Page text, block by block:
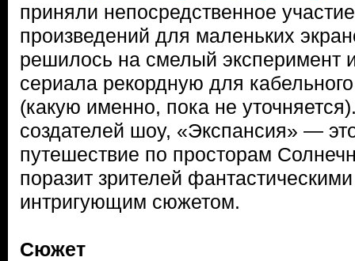
приняли непосредственное
произведений для маленьких
решилось на смелый эксперимент
сериала рекордную для
(какую именно, пока не
создателей шоу, «Экспансия» —
путешествие по просторам
поразит зрителей
интригующим сюжетом.
Сюжет